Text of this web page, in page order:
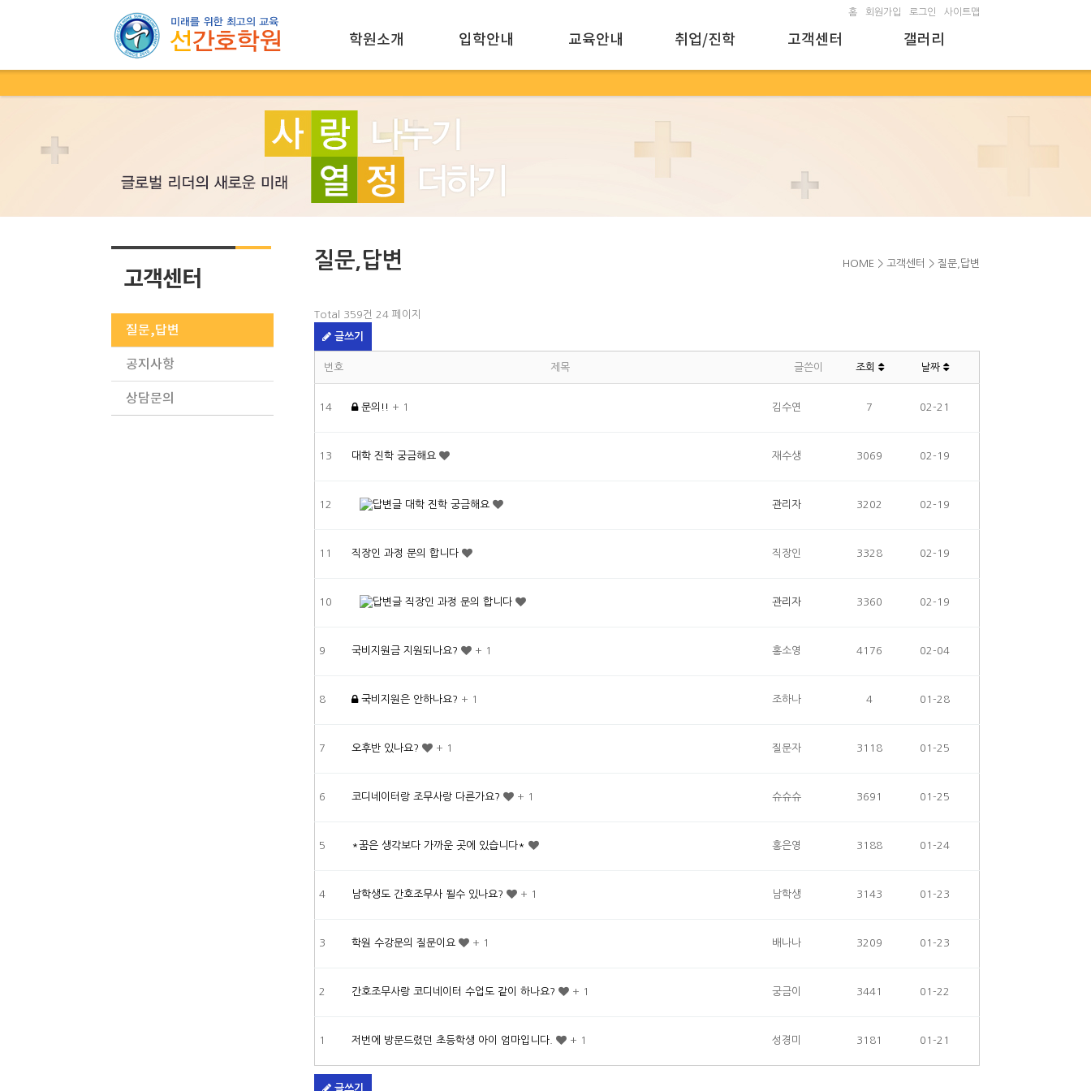
홈 회원가입 로그인 사이트맵
학원소개 입학안내 교육안내 취업/진학 고객센터 갤러리
고객센터
질문,답변
공지사항
상담문의
질문,답변 HOME > 고객센터 > 질문,답변
Total 359건 24 페이지
글쓰기
번호 제목 글쓴이 조회 날짜
14 문의!! + 1 김수연 7 02-21
13 대학 진학 궁금해요 재수생 3069 02-19
12 대학 진학 궁금해요 관리자 3202 02-19
11 직장인 과정 문의 합니다 직장인 3328 02-19
10 직장인 과정 문의 합니다 관리자 3360 02-19
9 국비지원금 지원되나요? + 1 홍소영 4176 02-04
8 국비지원은 안하나요? + 1 조하나 4 01-28
7 오후반 있나요? + 1 질문자 3118 01-25
6 코디네이터랑 조무사랑 다른가요? + 1 슈슈슈 3691 01-25
5 *꿈은 생각보다 가까운 곳에 있습니다* 홍은영 3188 01-24
4 남학생도 간호조무사 될수 있나요? + 1 남학생 3143 01-23
3 학원 수강문의 질문이요 + 1 배나나 3209 01-23
2 간호조무사랑 코디네이터 수업도 같이 하나요? + 1 궁금이 3441 01-22
1 저번에 방문드렸던 초등학생 아이 엄마입니다. + 1 성경미 3181 01-21
글쓰기